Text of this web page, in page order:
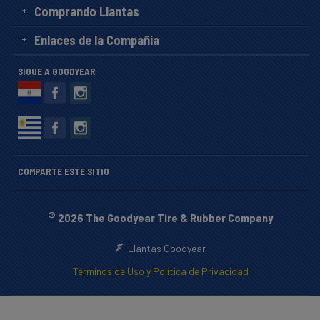
Comprando Llantas
Enlaces de la Compañía
SIGUE A GOODYEAR
COMPARTE ESTE SITIO
© 2026 The Goodyear Tire & Rubber Company
Llantas Goodyear
Términos de Uso y Política de Privacidad